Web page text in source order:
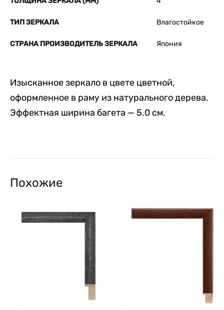
ТИП ЗЕРКАЛА Влагостойкое
СТРАНА ПРОИЗВОДИТЕЛЬ ЗЕРКАЛА Япония
Изысканное зеркало в цвете цветной,
оформленное в раму из натурального дерева.
Эффектная ширина багета — 5.0 см.
Похожие